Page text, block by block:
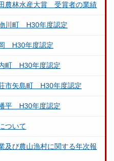
農林水産大賞 受賞者の業績
川町 H30年度認定
H30年度認定
町 H30年度認定
市矢島町 H30年度認定
平 H30年度認定
ついて
び農山漁村に関する年次報